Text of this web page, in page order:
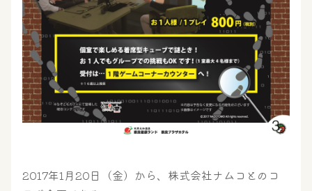
サウナ・岩盤浴
2017年1月20日（金）から、株式会社ナムコとのコ